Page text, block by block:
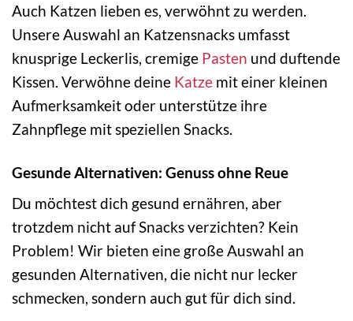
Auch Katzen lieben es, verwöhnt zu werden.
Unsere Auswahl an Katzensnacks umfasst
knusprige Leckerlis, cremige Pasten und duftende
Kissen. Verwöhne deine Katze mit einer kleinen
Aufmerksamkeit oder unterstütze ihre
Zahnpflege mit speziellen Snacks.
Gesunde Alternativen: Genuss ohne Reue
Du möchtest dich gesund ernähren, aber
trotzdem nicht auf Snacks verzichten? Kein
Problem! Wir bieten eine große Auswahl an
gesunden Alternativen, die nicht nur lecker
schmecken, sondern auch gut für dich sind.